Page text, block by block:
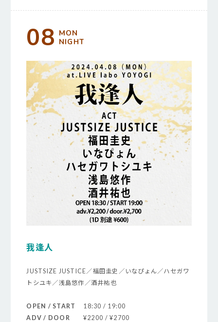
08 MON
NIGHT
我逢人
JUSTSIZE JUSTICE／福田圭史／いなぴょん／ハセガワ
トシユキ／浅島悠作／酒井祐也
OPEN / START
18:30 / 19:00
ADV / DOOR
¥2200 / ¥2700